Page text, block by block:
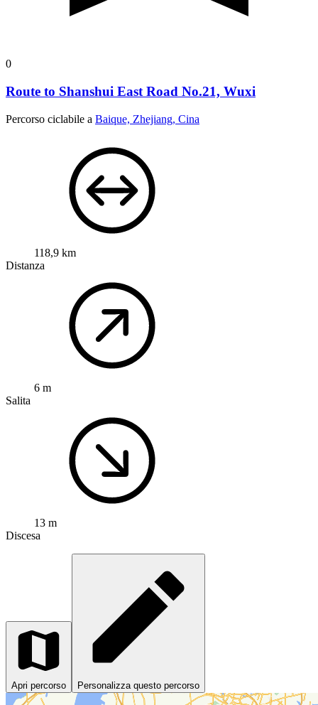
0
Route to Shanshui East Road No.21, Wuxi
Percorso ciclabile a Baique, Zhejiang, Cina
118,9 km
Distanza
6 m
Salita
13 m
Discesa
Apri percorso Personalizza questo percorso